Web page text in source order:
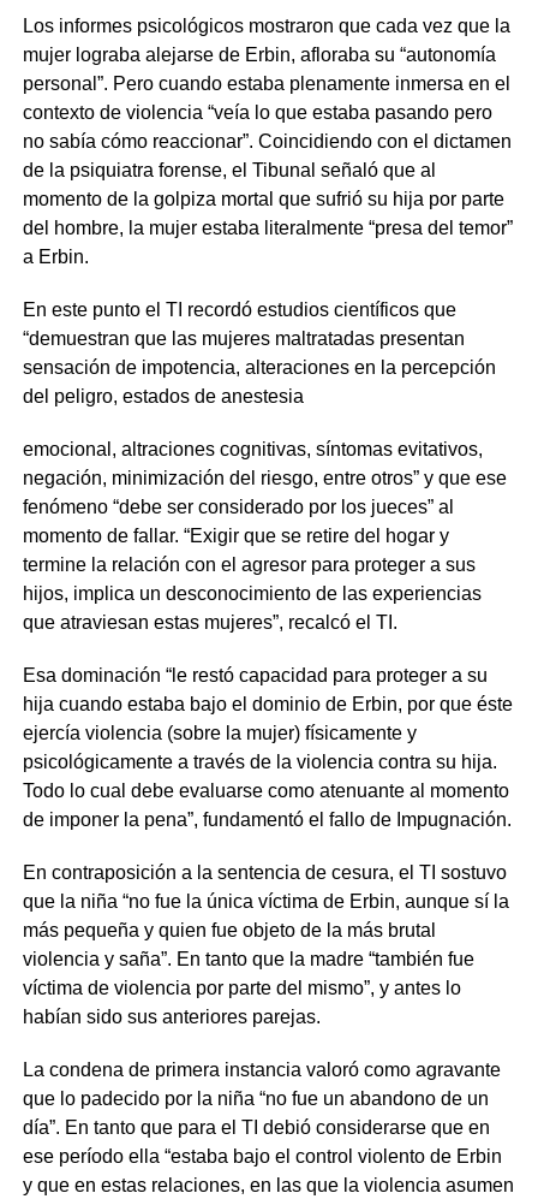
Los informes psicológicos mostraron que cada vez que la
mujer lograba alejarse de Erbin, afloraba su “autonomía
personal”. Pero cuando estaba plenamente inmersa en el
contexto de violencia “veía lo que estaba pasando pero
no sabía cómo reaccionar”. Coincidiendo con el dictamen
de la psiquiatra forense, el Tibunal señaló que al
momento de la golpiza mortal que sufrió su hija por parte
del hombre, la mujer estaba literalmente “presa del temor”
a Erbin.
En este punto el TI recordó estudios científicos que
“demuestran que las mujeres maltratadas presentan
sensación de impotencia, alteraciones en la percepción
del peligro, estados de anestesia
emocional, altraciones cognitivas, síntomas evitativos,
negación, minimización del riesgo, entre otros” y que ese
fenómeno “debe ser considerado por los jueces” al
momento de fallar. “Exigir que se retire del hogar y
termine la relación con el agresor para proteger a sus
hijos, implica un desconocimiento de las experiencias
que atraviesan estas mujeres”, recalcó el TI.
Esa dominación “le restó capacidad para proteger a su
hija cuando estaba bajo el dominio de Erbin, por que éste
ejercía violencia (sobre la mujer) físicamente y
psicológicamente a través de la violencia contra su hija.
Todo lo cual debe evaluarse como atenuante al momento
de imponer la pena”, fundamentó el fallo de Impugnación.
En contraposición a la sentencia de cesura, el TI sostuvo
que la niña “no fue la única víctima de Erbin, aunque sí la
más pequeña y quien fue objeto de la más brutal
violencia y saña”. En tanto que la madre “también fue
víctima de violencia por parte del mismo”, y antes lo
habían sido sus anteriores parejas.
La condena de primera instancia valoró como agravante
que lo padecido por la niña “no fue un abandono de un
día”. En tanto que para el TI debió considerarse que en
ese período ella “estaba bajo el control violento de Erbin
y que en estas relaciones, en las que la violencia asumen